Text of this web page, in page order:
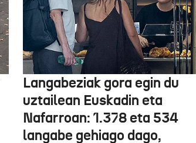
Langabeziak gora egin du
uztailean Euskadin eta
Nafarroan: 1.378 eta 534
langabe gehiago dago,